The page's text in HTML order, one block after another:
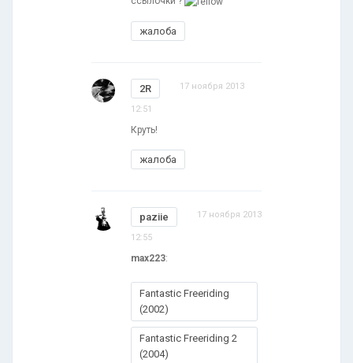
жалоба
2R 17 ноября 2013
12:51
Круть!
жалоба
paziie 17 ноября 2013
12:55
max223:
Fantastic Freeriding
(2002)
Fantastic Freeriding 2
(2004)